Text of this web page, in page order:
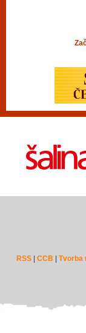
RSS |CCB |Tvorba